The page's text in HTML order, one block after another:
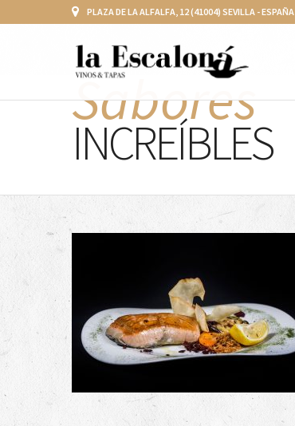
PLAZA DE LA ALFALFA, 12 (41004) SEVILLA - ESPAÑA
Sabores
INCREÍBLES